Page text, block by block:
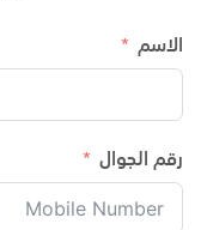
الاسم
رقم الجوال